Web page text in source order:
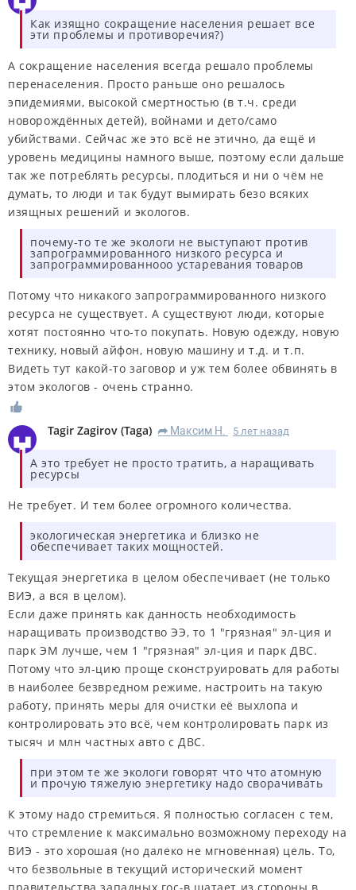
Как изящно сокращение населения решает все
эти проблемы и противоречия?)
А сокращение населения всегда решало проблемы
перенаселения. Просто раньше оно решалось
эпидемиями, высокой смертностью (в т.ч. среди
новорождённых детей), войнами и дето/само
убийствами. Сейчас же это всё не этично, да ещё и
уровень медицины намного выше, поэтому если дальше
так же потреблять ресурсы, плодиться и ни о чём не
думать, то люди и так будут вымирать безо всяких
изящных решений и экологов.
почему-то те же экологи не выступают против
запрограммированного низкого ресурса и
запрограммированнооо устаревания товаров
Потому что никакого запрограммированного низкого
ресурса не существует. А существуют люди, которые
хотят постоянно что-то покупать. Новую одежду, новую
технику, новый айфон, новую машину и т.д. и т.п.
Видеть тут какой-то заговор и уж тем более обвинять в
этом экологов - очень странно.
Tagir Zagirov (Taga) R Максим Н. 5 лет назад
А это требует не просто тратить, а наращивать
ресурсы
Не требует. И тем более огромного количества.
экологическая энергетика и близко не
обеспечивает таких мощностей.
Текущая энергетика в целом обеспечивает (не только
ВИЭ, а вся в целом).
Если даже принять как данность необходимость
наращивать производство ЭЭ, то 1 "грязная" эл-ция и
парк ЭМ лучше, чем 1 "грязная" эл-ция и парк ДВС.
Потому что эл-цию проще сконструировать для работы
в наиболее безвредном режиме, настроить на такую
работу, принять меры для очистки её выхлопа и
контролировать это всё, чем контролировать парк из
тысяч и млн частных авто с ДВС.
при этом те же экологи говорят что что атомную
и прочую тяжелую энергетику надо сворачивать
К этому надо стремиться. Я полностью согласен с тем,
что стремление к максимально возможному переходу на
ВИЭ - это хорошая (но далеко не мгновенная) цель. То,
что безвольные в текущий исторический момент